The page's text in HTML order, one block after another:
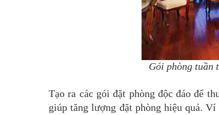
Gói phòng tuần
Tạo ra các gói đặt phòng độc đáo để
giúp tăng lượng đặt phòng hiệu quả.